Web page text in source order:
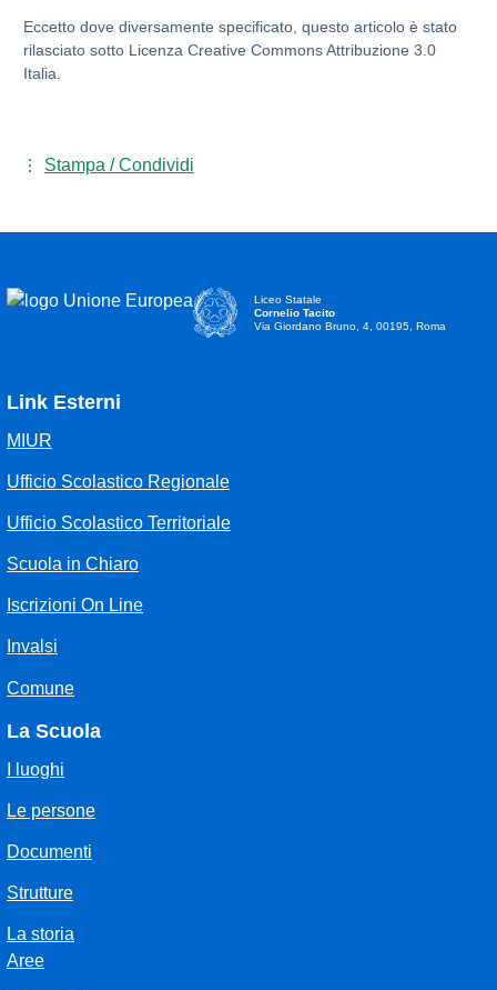
Eccetto dove diversamente specificato, questo articolo è stato
rilasciato sotto Licenza Creative Commons Attribuzione 3.0
Italia.
Stampa / Condividi
Liceo Statale
Cornelio Tacito
Via Giordano Bruno, 4, 00195, Roma
Link Esterni
MIUR
Ufficio Scolastico Regionale
Ufficio Scolastico Territoriale
Scuola in Chiaro
Iscrizioni On Line
Invalsi
Comune
La Scuola
I luoghi
Le persone
Documenti
Strutture
La storia
Aree